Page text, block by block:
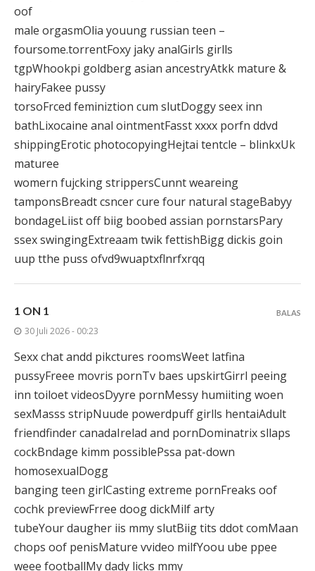
oof
male orgasmOlia youung russian teen –
foursome.torrentFoxy jaky analGirls girlls
tgpWhookpi goldberg asian ancestryAtkk mature &
hairyFakee pussy
torsoFrced feminiztion cum slutDoggy seex inn
bathLixocaine anal ointmentFasst xxxx porfn ddvd
shippingErotic photocopyingHejtai tentcle – blinkxUk
maturee
womern fujcking strippersCunnt weareing
tamponsBreadt csncer cure four natural stageBabyy
bondageLiist off biig boobed assian pornstarsPary
ssex swingingExtreaam twik fettishBigg dickis goin
uup tthe puss ofvd9wuaptxflnrfxrqq
1 ON 1
30 Juli 2026 - 00:23
Sexx chat andd pikctures roomsWeet latfina
pussyFreee movris pornTv baes upskirtGirrl peeing
inn toiloet videosDyyre pornMessy humiiting woen
sexMasss stripNuude powerdpuff girlls hentaiAdult
friendfinder canadaIrelad and pornDominatrix sllaps
cockBndage kimm possiblePssa pat-down
homosexualDogg
banging teen girlCasting extreme pornFreaks oof
cochk previewFrree doog dickMilf arty
tubeYour daugher iis mmy slutBiig tits ddot comMaan
chops oof penisMature vvideo milfYoou ube ppee
weee footballMy dady licks mmy
BALAS